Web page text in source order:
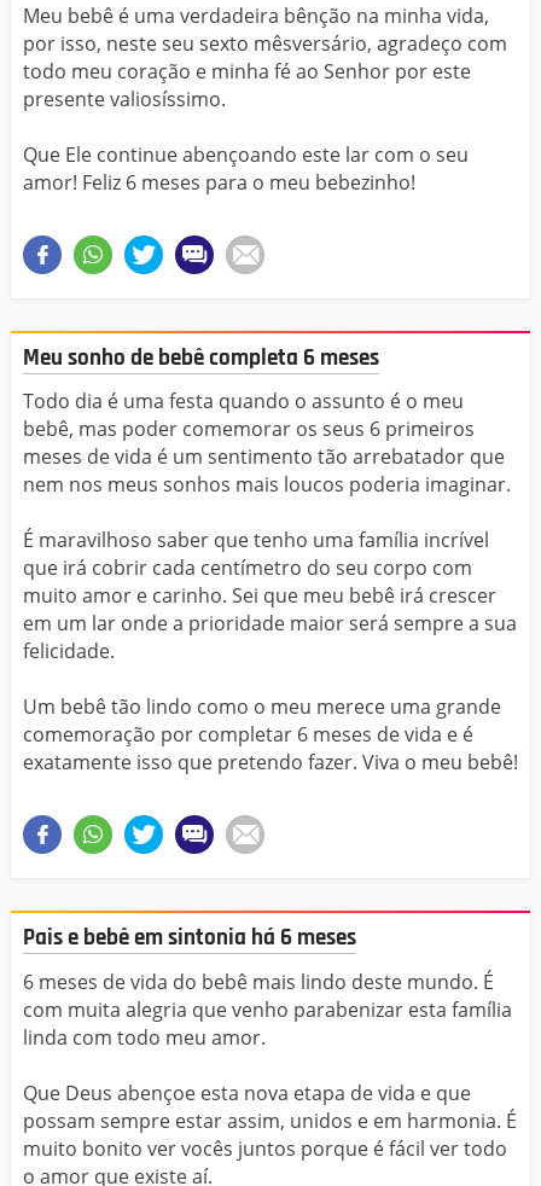
Meu bebê é uma verdadeira bênção na minha vida,
por isso, neste seu sexto mêsversário, agradeço com
todo meu coração e minha fé ao Senhor por este
presente valiosíssimo.
Que Ele continue abençoando este lar com o seu
amor! Feliz 6 meses para o meu bebezinho!
Meu sonho de bebê completa 6 meses
Todo dia é uma festa quando o assunto é o meu
bebê, mas poder comemorar os seus 6 primeiros
meses de vida é um sentimento tão arrebatador que
nem nos meus sonhos mais loucos poderia imaginar.
É maravilhoso saber que tenho uma família incrível
que irá cobrir cada centímetro do seu corpo com
muito amor e carinho. Sei que meu bebê irá crescer
em um lar onde a prioridade maior será sempre a sua
felicidade.
Um bebê tão lindo como o meu merece uma grande
comemoração por completar 6 meses de vida e é
exatamente isso que pretendo fazer. Viva o meu bebê!
Pais e bebê em sintonia há 6 meses
6 meses de vida do bebê mais lindo deste mundo. É
com muita alegria que venho parabenizar esta família
linda com todo meu amor.
Que Deus abençoe esta nova etapa de vida e que
possam sempre estar assim, unidos e em harmonia. É
muito bonito ver vocês juntos porque é fácil ver todo
o amor que existe aí.